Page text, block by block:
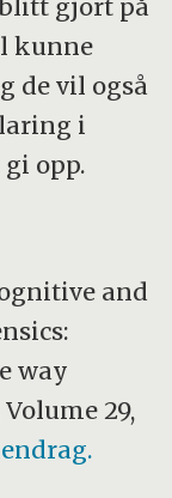
blitt gjort på
kunne
de vil også
i
opp.
and
way
Volume 29,